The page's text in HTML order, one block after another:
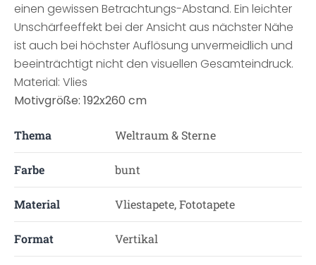
einen gewissen Betrachtungs-Abstand. Ein leichter
Unschärfeeffekt bei der Ansicht aus nächster Nähe
ist auch bei höchster Auflösung unvermeidlich und
beeinträchtigt nicht den visuellen Gesamteindruck.
Material: Vlies
Motivgröße: 192x260 cm
Thema Weltraum & Sterne
Farbe bunt
Material Vliestapete, Fototapete
Format Vertikal